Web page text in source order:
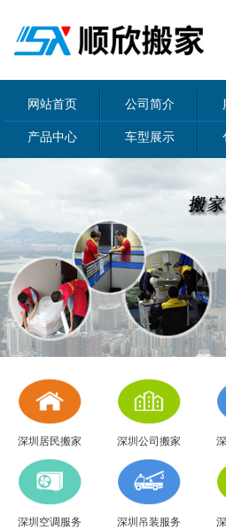
网站首页 公司简介
产品中心 车型展示
深圳居民搬家 深圳公司搬家
深圳空调服务 深圳吊装服务